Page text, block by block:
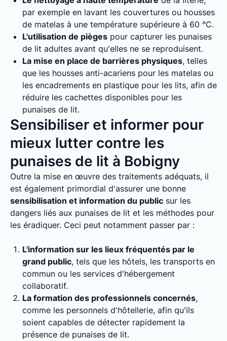
par exemple en lavant les couvertures ou housses
de matelas à une température supérieure à 60 °C.
L'utilisation de pièges pour capturer les punaises
de lit adultes avant qu'elles ne se reproduisent.
La mise en place de barrières physiques, telles
que les housses anti-acariens pour les matelas ou
les encadrements en plastique pour les lits, afin de
réduire les cachettes disponibles pour les
punaises de lit.
Sensibiliser et informer pour
mieux lutter contre les
punaises de lit à Bobigny
Outre la mise en œuvre des traitements adéquats, il
est également primordial d'assurer une bonne
sensibilisation et information du public sur les
dangers liés aux punaises de lit et les méthodes pour
les éradiquer. Ceci peut notamment passer par :
L'information sur les lieux fréquentés par le
grand public, tels que les hôtels, les transports en
commun ou les services d'hébergement
collaboratif.
La formation des professionnels concernés,
comme les personnels d'hôtellerie, afin qu'ils
soient capables de détecter rapidement la
présence de punaises de lit.